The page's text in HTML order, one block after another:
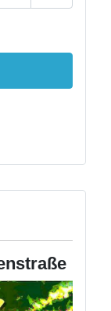
Passwort